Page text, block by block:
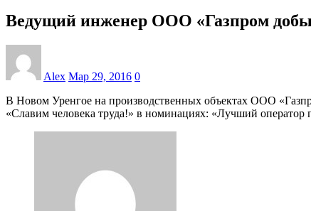
Ведущий инженер ООО «Газпром
Alex Мар 29, 2016 0
В Новом Уренгое на производственных объектах ООО
«Славим человека труда!» в номинациях: «Лучший